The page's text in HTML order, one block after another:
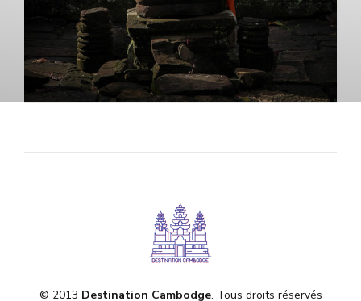
© 2013 Destination Cambodge. Tous droits réservés